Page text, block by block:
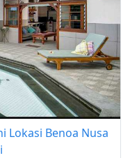
Lokasi Benoa Nusa